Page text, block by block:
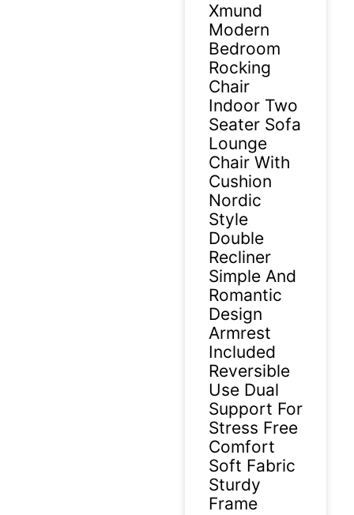
Xmund
Modern
Bedroom
Rocking
Chair
Indoor Two
Seater Sofa
Lounge
Chair With
Cushion
Nordic
Style
Double
Recliner
Simple And
Romantic
Design
Armrest
Included
Reversible
Use Dual
Support For
Stress Free
Comfort
Soft Fabric
Sturdy
Frame